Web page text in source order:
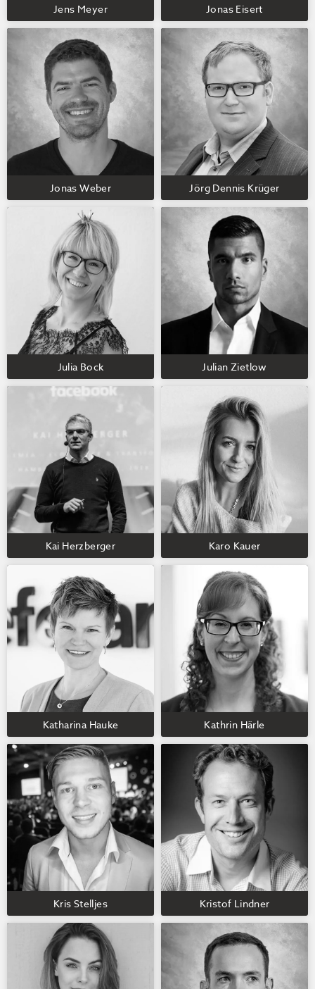
Jens Meyer Jonas Eisert
Jonas Weber Jörg Dennis Krüger
Julia Bock Julian Zietlow
Kai Herzberger Karo Kauer
Katharina Hauke Kathrin Härle
Kris Stelljes Kristof Lindner